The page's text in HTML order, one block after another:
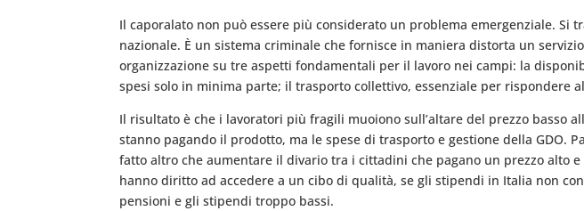
Il caporalato non può essere più considerato un problema emergenziale.
nazionale. È un sistema criminale che fornisce in maniera distorta un
organizzazione su tre aspetti fondamentali per il lavoro nei campi: la
spesi solo in minima parte; il trasporto collettivo, essenziale per rispondere
Il risultato è che i lavoratori più fragili muoiono sull’altare del prezzo basso
stanno pagando il prodotto, ma le spese di trasporto e gestione della GDO.
fatto altro che aumentare il divario tra i cittadini che pagano un prezzo alto
hanno diritto ad accedere a un cibo di qualità, se gli stipendi in Italia non
pensioni e gli stipendi troppo bassi.